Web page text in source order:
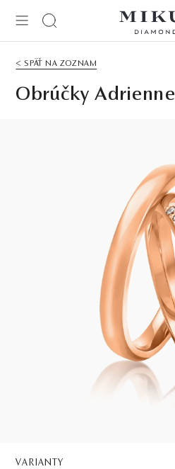
< SPÄŤ NA ZOZNAM
Obrúčky Adrienne
VARIANTY